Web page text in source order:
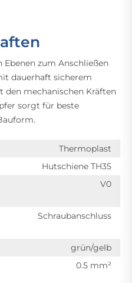
zum Anschließen
dauerhaft sicherem
den mechanischen Kräften
sorgt für beste
Thermoplast
Hutschiene TH35
V0
Schraubanschluss
grün/gelb
0.5 mm²